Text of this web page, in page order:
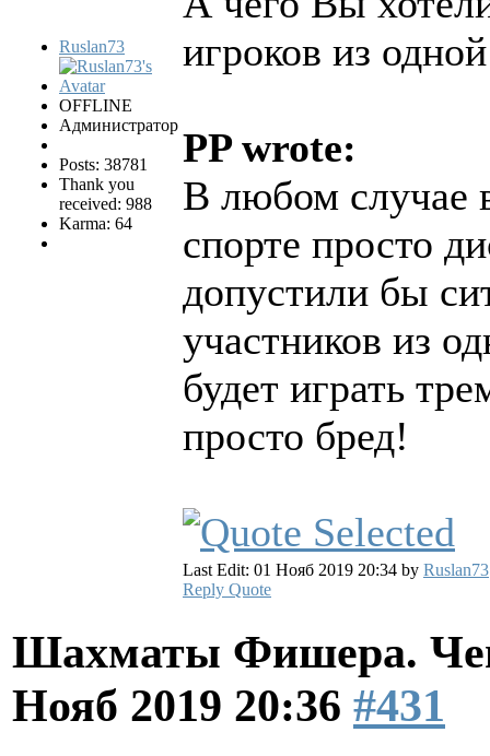
Ruslan73
OFFLINE
Администратор
Posts: 38781
Thank you
received: 988
Karma: 64
игроков из
PP wrote:
В любом случае
спорте просто
допустили бы
участников из
будет играть
просто бред!
Last Edit: 01 Нояб 2019 20:34 by Ruslan73
Reply Quote
Шахматы Фишера.
Нояб 2019 20:36 #431